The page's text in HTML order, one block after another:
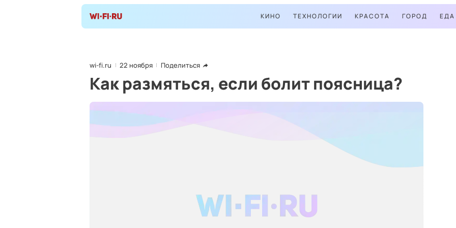
КИНО ТЕХНОЛОГИИ КРАСОТА ГОРОД ЕДА
wi-fi.ru 22 ноября Поделиться
Как размяться, если болит поясница?